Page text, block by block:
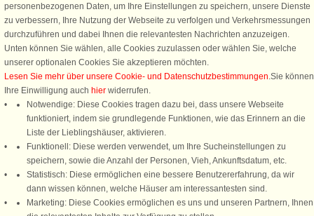
Erhalten Sie einen Willkommensgutschein von 25 €für Ihren nächsten
Ferienhausurlaub - melden Sie sich einfach für den DanCenter Newsletter
an. Verpassen Sie nie wieder exklusive Angebote, Gewinnspiele und
Urlaubstipps!
Newsletter abonnieren
Folgen Sie uns:
personenbezogenen Daten, um Ihre Einstellungen zu speichern, unsere Dienste
zu verbessern, Ihre Nutzung der Webseite zu verfolgen und Verkehrsmessungen
durchzuführen und dabei Ihnen die relevantesten Nachrichten anzuzeigen.
Unten können Sie wählen, alle Cookies zuzulassen oder wählen Sie, welche
unserer optionalen Cookies Sie akzeptieren möchten.
Lesen Sie mehr über unsere Cookie- und Datenschutzbestimmungen.Sie können
Ihre Einwilligung auch hier widerrufen.
Notwendige: Diese Cookies tragen dazu bei, dass unsere Webseite
funktioniert, indem sie grundlegende Funktionen, wie das Erinnern an die
Liste der Lieblingshäuser, aktivieren.
Funktionell: Diese werden verwendet, um Ihre Sucheinstellungen zu
speichern, sowie die Anzahl der Personen, Vieh, Ankunftsdatum, etc.
Statistisch: Diese ermöglichen eine bessere Benutzererfahrung, da wir
dann wissen können, welche Häuser am interessantesten sind.
Marketing: Diese Cookies ermöglichen es uns und unseren Partnern, Ihnen